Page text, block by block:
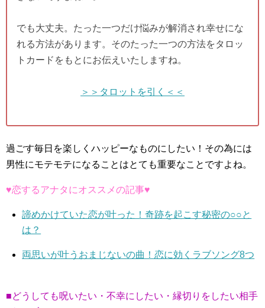
でも大丈夫。たった一つだけ悩みが解消され幸せにな
れる方法があります。そのたった一つの方法をタロッ
トカードをもとにお伝えいたしますね。
＞＞タロットを引く＜＜
過ごす毎日を楽しくハッピーなものにしたい！その為には
男性にモテモテになることはとても重要なことですよね。
♥恋するアナタにオススメの記事♥
諦めかけていた恋が叶った！奇跡を起こす秘密の○○と
は？
両思いが叶うおまじないの曲！恋に効くラブソング8つ
■どうしても呪いたい・不幸にしたい・縁切りをしたい相手